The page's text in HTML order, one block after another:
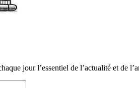
jour l’essentiel de l’actualité et de